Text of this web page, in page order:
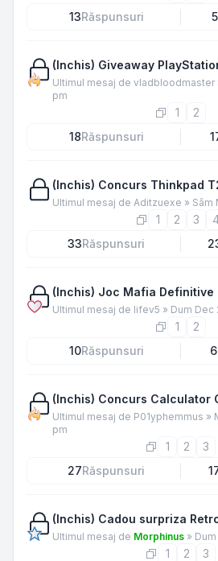
13Răspunsuri
(Inchis) Giveaway
Ultimul mesaj de vladbloodmaster
pm
1
2
18Răspunsuri
(Inchis) Concurs Thinkpad
Ultimul mesaj de Aditzuexe » Sâm
1 2 3
33Răspunsuri
(Inchis) Joc Mafia Definitive
Ultimul mesaj de lifev5 » Dum Dec
1
2
10Răspunsuri
(Inchis) Concurs Calculator
Ultimul mesaj de P01yphemmus »
pm
1 2
3
27Răspunsuri
(Inchis) Cadou surpriza
Ultimul mesaj de Morphinus »
1 2
3